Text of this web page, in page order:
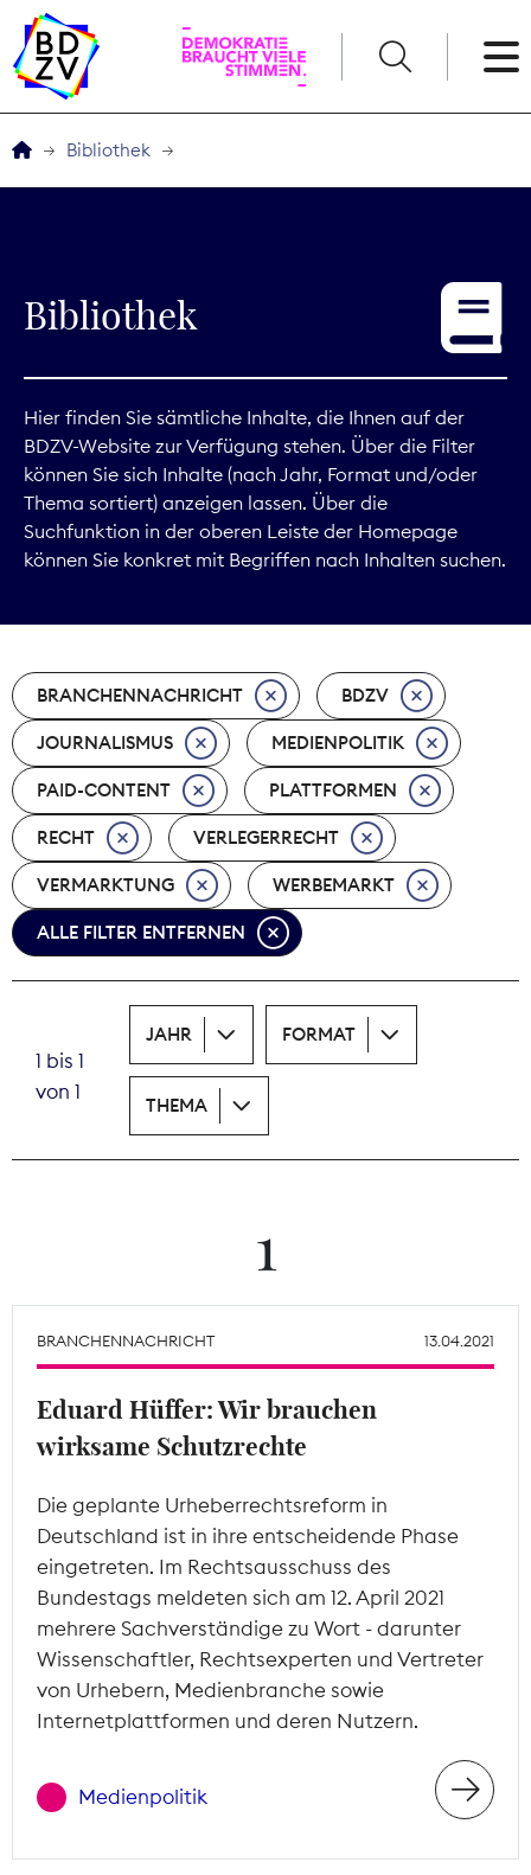
Service
Digitales
Kommunikation
Marktdaten
Nachhaltigkeit
Nachwuchs
Nova Award
Pressefreiheit
Print
Theodor-Wolff-Preis
Bibliothek
Bibliothek
Hier finden Sie sämtliche Inhalte, die Ihnen auf der
BDZV-Website zur Verfügung stehen. Über die Filter
können Sie sich Inhalte (nach Jahr, Format und/oder
Thema sortiert) anzeigen lassen. Über die
Suchfunktion in der oberen Leiste der Homepage
können Sie konkret mit Begriffen nach Inhalten suchen.
BRANCHENNACHRICHT BDZV
JOURNALISMUS MEDIENPOLITIK
PAID-CONTENT PLATTFORMEN
RECHT VERLEGERRECHT
VERMARKTUNG WERBEMARKT
ALLE FILTER ENTFERNEN
1 bis 1
von 1
JAHR FORMAT
THEMA
1
BRANCHENNACHRICHT 13.04.2021
Eduard Hüffer: Wir brauchen
wirksame Schutzrechte
Die geplante Urheberrechtsreform in
Deutschland ist in ihre entscheidende Phase
eingetreten. Im Rechtsausschuss des
Bundestags meldeten sich am 12. April 2021
mehrere Sachverständige zu Wort - darunter
Wissenschaftler, Rechtsexperten und Vertreter
von Urhebern, Medienbranche sowie
Internetplattformen und deren Nutzern.
Medienpolitik